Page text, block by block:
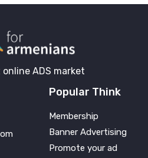
ADS market
Popular Think
Membership
Banner Advertising
Promote your ad